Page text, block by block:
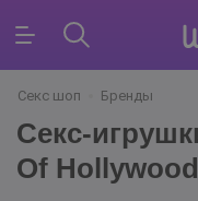
Секс шоп Бренды
Секс-игрушки Fredericks
Of Hollywood